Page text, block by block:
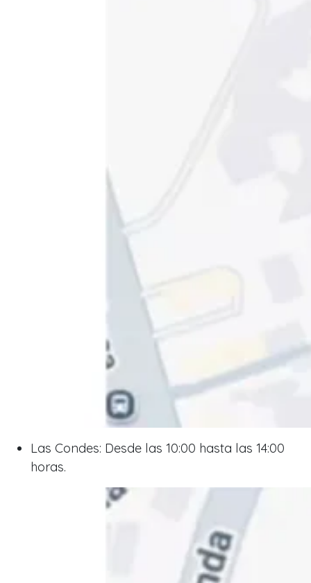
Las Condes: Desde las 10:00 hasta las 14:00
horas.